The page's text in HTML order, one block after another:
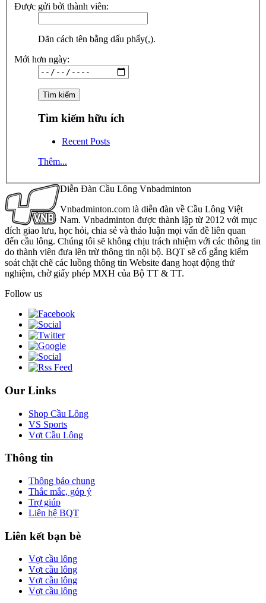
Được gửi bởi thành viên:
Dãn cách tên bằng dấu phẩy(,).
Mới hơn ngày:
Tìm kiếm hữu ích
Recent Posts
Thêm...
Diễn Đàn Cầu Lông Vnbadminton
Vnbadminton.com là diễn đàn về Cầu Lông Việt
Nam. Vnbadminton được thành lập từ 2012 với mục
đích giao lưu, học hỏi, chia sẻ và thảo luận mọi vấn đề liên quan
đến cầu lông. Chúng tôi sẽ không chịu trách nhiệm với các thông tin
do thành viên đưa lên trừ thông tin nội bộ. BQT sẽ cố gắng kiểm
soát chặt chẽ các luồng thông tin Website đang hoạt động thử
nghiệm, chờ giấy phép MXH của Bộ TT & TT.
Follow us
Our Links
Shop Cầu Lông
VS Sports
Vợt Cầu Lông
Thông tin
Thông báo chung
Thắc mắc, góp ý
Trợ giúp
Liên hệ BQT
Liên kết bạn bè
Vợt cầu lông
Vợt cầu lông
Vợt cầu lông
Vợt cầu lông